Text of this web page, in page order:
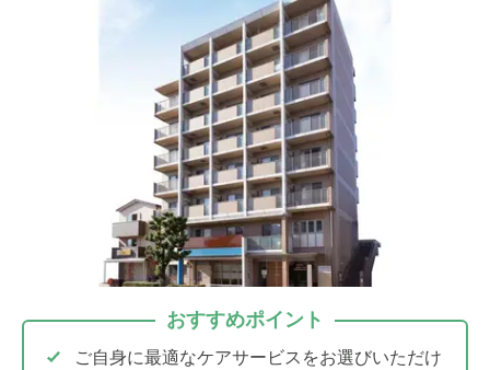
おすすめポイント
ご自身に最適なケアサービスをお選びいただけ